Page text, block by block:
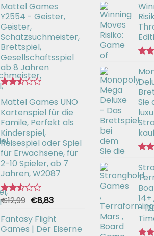
Mattel Games
Y2554 - Geister,
Geister,
Schatzsuchmeister,
Brettspiel,
Gesellschaftsspiel
ab 8 Jahren
mit
2.53
von 5
Mattel Games UNO
Kartenspiel für die
Famile, Perfekt als
Kinderspiel,
Reisespiel oder Spiel
für Erwachsene, für
2-10 Spieler, ab 7
Jahren, W2087
Bewertet
mit
2.52
von 5
€12,99 Ursprünglicher
war:
€12,99
€8,83Aktueller
ist:
€8,83.
Fantasy Flight
Games | Der Eiserne
mit
2.66
von
Sie
mit
2.64
von
-